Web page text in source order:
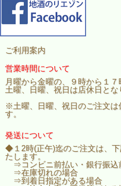
ご利用案内
営業時間について
月曜から金曜の、９時から１７
土曜、日曜、祝日は店休日とな
※土曜、日曜、祝日のご注文は
す。
発送について
◆１2時(正午)迄のご注文は、
たします。
⇒コンビニ前払い・銀行振込
⇒在庫切れの場合
⇒到着日指定がある場合